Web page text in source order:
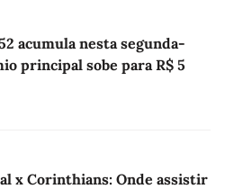
acumula nesta segunda-
principal sobe para R$ 5
x Corinthians: Onde assistir